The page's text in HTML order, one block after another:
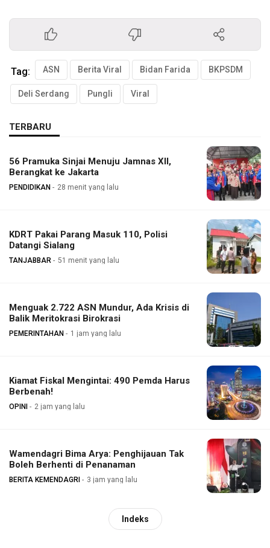
Tag: ASN Berita Viral Bidan Farida BKPSDM
Deli Serdang Pungli Viral
TERBARU
56 Pramuka Sinjai Menuju Jamnas XII,
Berangkat ke Jakarta
PENDIDIKAN 28 menit yang lalu
KDRT Pakai Parang Masuk 110, Polisi
Datangi Sialang
TANJABBAR 51 menit yang lalu
Menguak 2.722 ASN Mundur, Ada Krisis di
Balik Meritokrasi Birokrasi
PEMERINTAHAN 1 jam yang lalu
Kiamat Fiskal Mengintai: 490 Pemda Harus
Berbenah!
OPINI 2 jam yang lalu
Wamendagri Bima Arya: Penghijauan Tak
Boleh Berhenti di Penanaman
BERITA KEMENDAGRI 3 jam yang lalu
Indeks